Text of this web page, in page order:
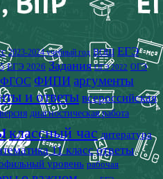
2023-2024 учебный год ВОШ ЕГЭ
ЕГЭ 2026 Задания ОГЭ 2022 ОГЭ
ФГОС ФИПИ аргументы
и ответы всероссийская
диагностическая работа
классный час литература
11 класс ответы
уровень рабочая